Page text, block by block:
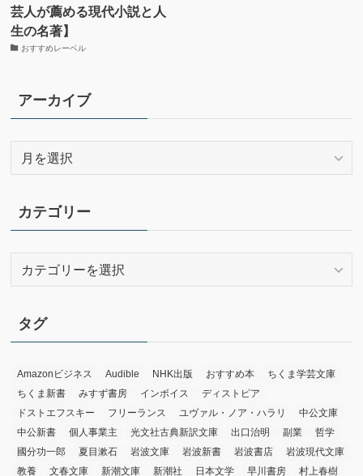
芸人が薦める現代小説と人
生の名著】
おすすめレーベル
アーカイブ
イ
ブ
カテゴリー
リ
ー
タグ
Amazonビジネス Audible NHK出版 おすすめ本
ちくま学芸文庫
ちくま新書
みすず書房 インボイス
ディストピア
ドストエフスキー
フリーランス ユヴァル・ノア・ハラリ
中公文庫
中公新書
個人事業主 光文社古典新訳文庫 出口治明 副業
哲学
國分功一郎
夏目漱石 岩波文庫 岩波新書 岩波書店
岩波現代文庫
教養
文春文庫 新潮文庫 新潮社 日本文学 早川書房 村上春樹